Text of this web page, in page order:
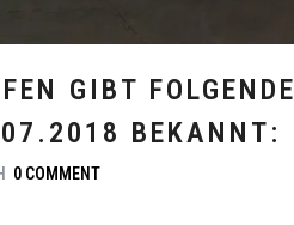
GIBT FOLGENDE
BEKANNT:
0 COMMENT